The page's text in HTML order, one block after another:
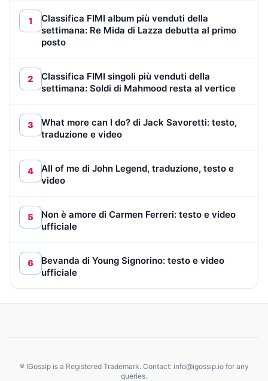
1
Classifica FIMI album più venduti della
settimana: Re Mida di Lazza debutta al primo
posto
2
Classifica FIMI singoli più venduti della
settimana: Soldi di Mahmood resta al vertice
3
What more can I do? di Jack Savoretti: testo,
traduzione e video
4
All of me di John Legend, traduzione, testo e
video
5
Non è amore di Carmen Ferreri: testo e video
ufficiale
6
Bevanda di Young Signorino: testo e video
ufficiale
® IGossip is a Registered Trademark. Contact: info@igossip.io for any
queries.